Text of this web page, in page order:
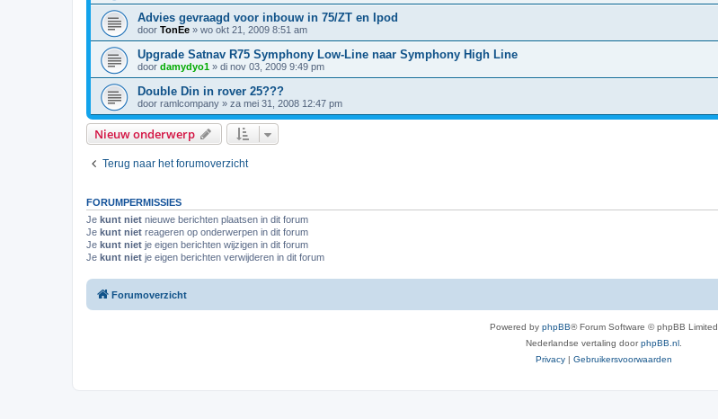
Advies gevraagd voor inbouw in 75/ZT en Ipod
door TonEe » wo okt 21, 2009 8:51 am
Upgrade Satnav R75 Symphony Low-Line naar Symphony High Line
door damydyo1 » di nov 03, 2009 9:49 pm
Double Din in rover 25???
door ramlcompany » za mei 31, 2008 12:47 pm
Nieuw onderwerp
Terug naar het forumoverzicht
FORUMPERMISSIES
Je kunt niet nieuwe berichten plaatsen in dit forum
Je kunt niet reageren op onderwerpen in dit forum
Je kunt niet je eigen berichten wijzigen in dit forum
Je kunt niet je eigen berichten verwijderen in dit forum
Forumoverzicht
Powered by phpBB® Forum Software © phpBB Limited
Nederlandse vertaling doorphpBB.nl
Privacy | Gebruikersvoorwaarden